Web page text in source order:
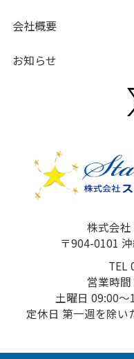
会社概要
お知らせ
株式会
〒904-0101
TEL
営業時
土曜日 09:00
定休日 第一週を除